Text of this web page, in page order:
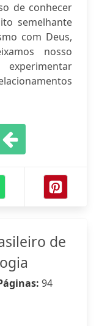
de conhecer
semelhante
com Deus,
nosso
de
94